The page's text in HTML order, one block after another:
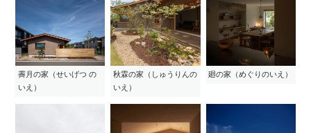
霽月の家（せいげつ の
いえ）
秋霖の家（しゅうりんの
いえ）
廻の家（めぐりのいえ）